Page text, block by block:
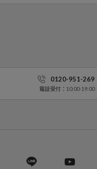
0120-951-269
電話受付：10:00-19:00